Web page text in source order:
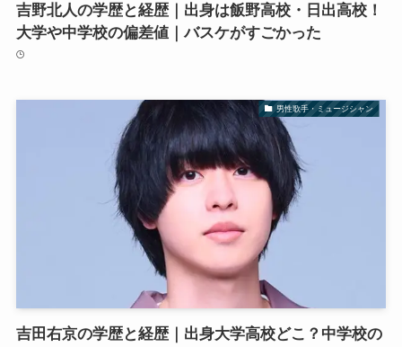
吉野北人の学歴と経歴｜出身は飯野高校・日出高校！
大学や中学校の偏差値｜バスケがすごかった
男性歌手・ミュージシャン
吉田右京の学歴と経歴｜出身大学高校どこ？中学校の